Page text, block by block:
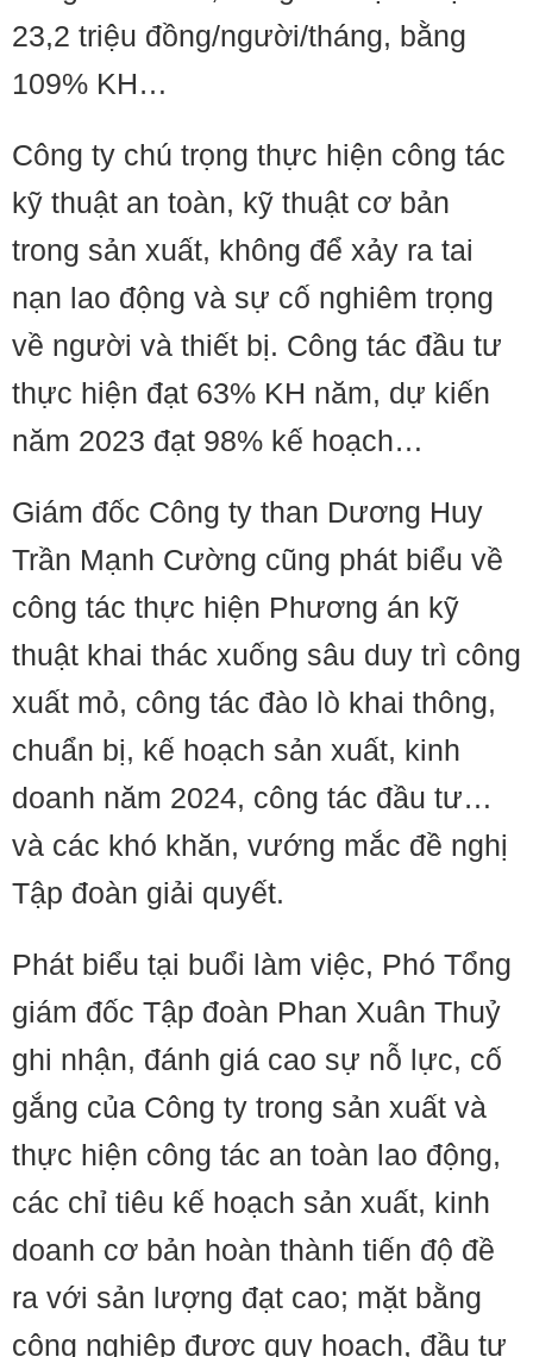
23,2 triệu đồng/người/tháng, bằng
109% KH…
Công ty chú trọng thực hiện công tác
kỹ thuật an toàn, kỹ thuật cơ bản
trong sản xuất, không để xảy ra tai
nạn lao động và sự cố nghiêm trọng
về người và thiết bị. Công tác đầu tư
thực hiện đạt 63% KH năm, dự kiến
năm 2023 đạt 98% kế hoạch…
Giám đốc Công ty than Dương Huy
Trần Mạnh Cường cũng phát biểu về
công tác thực hiện Phương án kỹ
thuật khai thác xuống sâu duy trì công
xuất mỏ, công tác đào lò khai thông,
chuẩn bị, kế hoạch sản xuất, kinh
doanh năm 2024, công tác đầu tư…
và các khó khăn, vướng mắc đề nghị
Tập đoàn giải quyết.
Phát biểu tại buổi làm việc, Phó Tổng
giám đốc Tập đoàn Phan Xuân Thuỷ
ghi nhận, đánh giá cao sự nỗ lực, cố
gắng của Công ty trong sản xuất và
thực hiện công tác an toàn lao động,
các chỉ tiêu kế hoạch sản xuất, kinh
doanh cơ bản hoàn thành tiến độ đề
ra với sản lượng đạt cao; mặt bằng
công nghiệp được quy hoạch, đầu tư